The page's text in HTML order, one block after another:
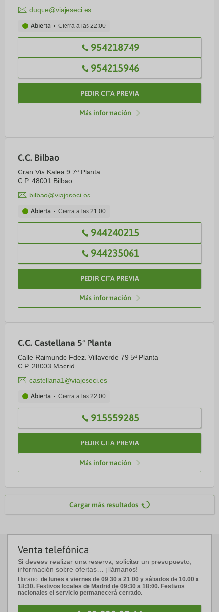
duque@viajeseci.es
954218749
954215946
Abierta Cierra a las 22:00
PEDIR CITA PREVIA
Más información
C.C. Bilbao
Gran Via Kalea 9 7ª Planta
C.P. 48001 Bilbao
bilbao@viajeseci.es
944240215
944235061
Abierta Cierra a las 21:00
PEDIR CITA PREVIA
Más información
C.C. Castellana 5ª Planta
Calle Raimundo Fdez. Villaverde 79 5ª Planta
C.P. 28003 Madrid
castellana1@viajeseci.es
915559285
Abierta Cierra a las 22:00
PEDIR CITA PREVIA
Más información
Cargar más resultados
Venta telefónica
Si deseas realizar una reserva, solicitar un presupuesto,
información sobre ofertas… ¡llámanos!
Horario: de lunes a viernes de 09:30 a 21:00 y sábados de 10.00 a
18:30. Festivos locales de Madrid de 09:30 a 18:00. Festivos
nacionales el servicio permanecerá cerrado.